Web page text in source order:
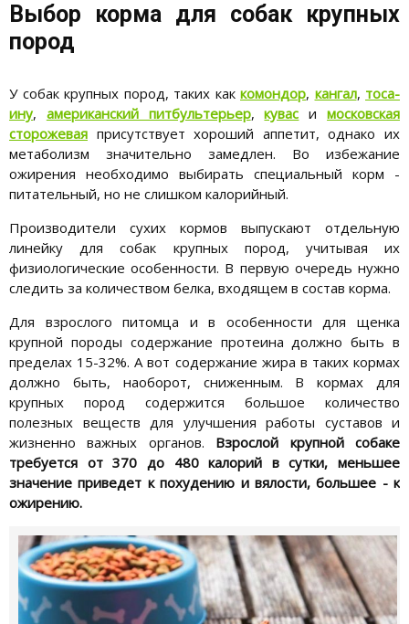
Выбор корма для собак крупных
пород
У собак крупных пород, таких как комондор, кангал, тоса-
ину, американский питбультерьер,кувас имосковская
сторожевая присутствует хороший аппетит, однако их
метаболизм значительно замедлен. Во избежание
ожирения необходимо выбирать специальный корм -
питательный, но не слишком калорийный.
Производители сухих кормов выпускают отдельную
линейку для собак крупных пород, учитывая их
физиологические особенности. В первую очередь нужно
следить за количеством белка, входящем в состав корма.
Для взрослого питомца и в особенности для щенка
крупной породы содержание протеина должно быть в
пределах 15-32%. А вот содержание жира в таких кормах
должно быть, наоборот, сниженным. В кормах для
крупных пород содержится большое количество
полезных веществ для улучшения работы суставов и
жизненно важных органов. Взрослой крупной собаке
требуется от 370 до 480 калорий в сутки, меньшее
значение приведет к похудению и вялости, большее - к
ожирению.